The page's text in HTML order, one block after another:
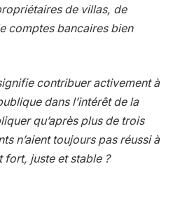
de villas, de
comptes bancaires bien
contribuer activement à
dans l’intérêt de la
qu’après plus de trois
n’aient toujours pas réussi à
fort, juste et stable ?